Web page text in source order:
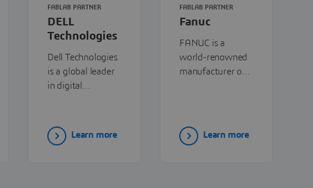
DELL
Technologies
Dell Technologies
is a global leader
in digital
end IT solutions—
including
FABLAB PARTNER
Learn more
Fanuc
FANUC is a
world-renowned
manufacturer of
specializing in
robotics, CNC
FABLAB PARTNER
Learn more